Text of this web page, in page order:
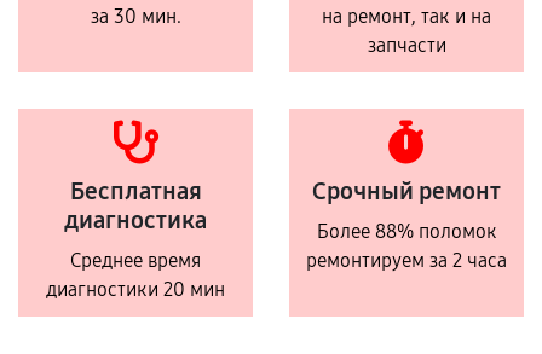
за 30 мин.
на ремонт, так и на
запчасти
Бесплатная
диагностика
Среднее время
диагностики 20 мин
Срочный ремонт
Более 88% поломок
ремонтируем за 2 часа